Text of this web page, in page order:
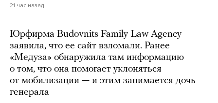
21 час назад
Юрфирма Budovnits Family Law Agency
заявила, что ее сайт взломали. Ранее
«Медуза» обнаружила там информацию
о том, что она помогает уклоняться
от мобилизации — и этим занимается дочь
генерала